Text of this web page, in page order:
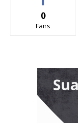
0
Fans